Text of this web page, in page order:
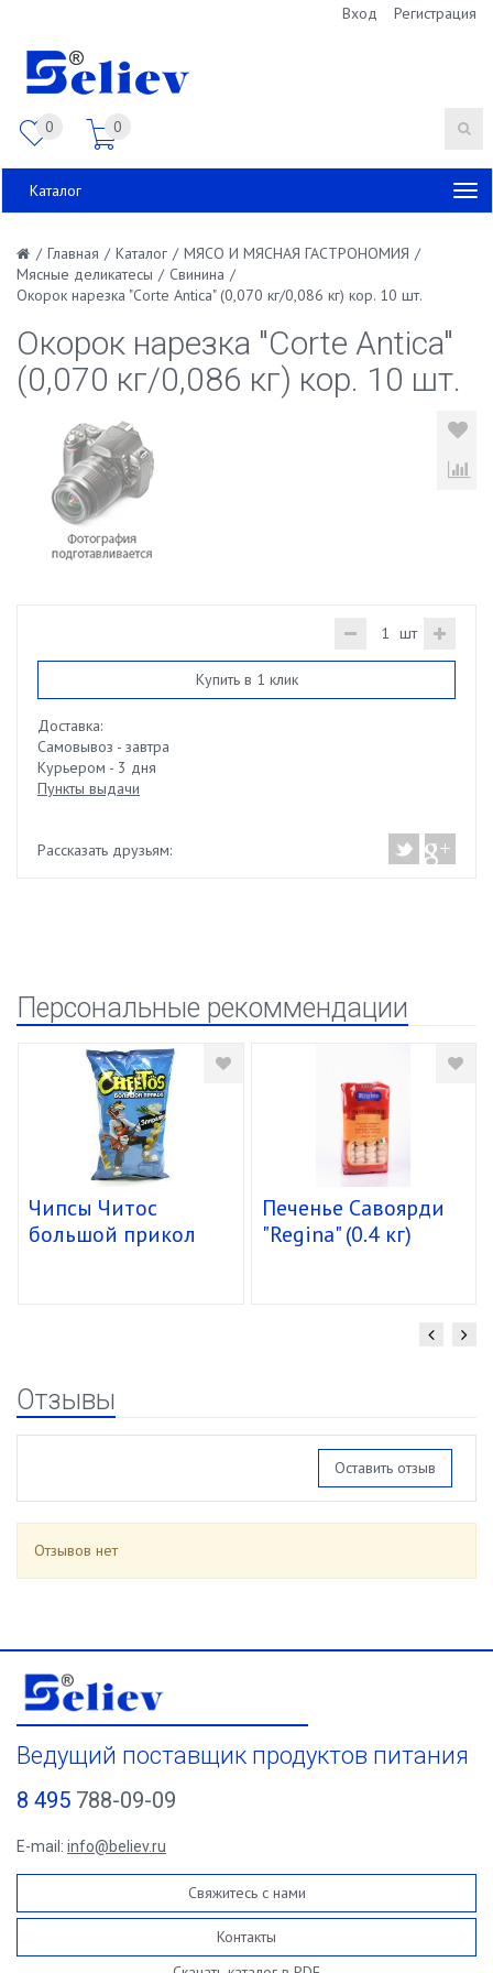
Вход Регистрация
0 0
Каталог
/ Главная / Каталог / МЯСО И МЯСНАЯ ГАСТРОНОМИЯ /
Мясные деликатесы / Свинина /
Окорок нарезка "Corte Antica" (0,070 кг/0,086 кг) кор. 10 шт.
Окорок нарезка "Corte Antica"
(0,070 кг/0,086 кг) кор. 10 шт.
шт
Купить в 1 клик
Доставка:
Самовывоз - завтра
Курьером - 3 дня
Пункты выдачи
Рассказать друзьям:
Персональные рекоммендации
Чипсы Читос
большой прикол
Печенье Савоярди
"Regina" (0.4 кг)
Отзывы
Оставить отзыв
Отзывов нет
Ведущий поставщик продуктов питания
8 495 788-09-09
E-mail: info@believ.ru
Свяжитесь с нами
Контакты